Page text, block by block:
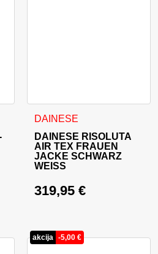
war: 389,95 €
Varianten auf. Die Optionen
DAINESE
DAINESE RISOLUTA
AIR TEX FRAUEN
JACKE SCHWARZ
WEISS
319,95 €
Dieses Produkt weist
akcija -5,00 €